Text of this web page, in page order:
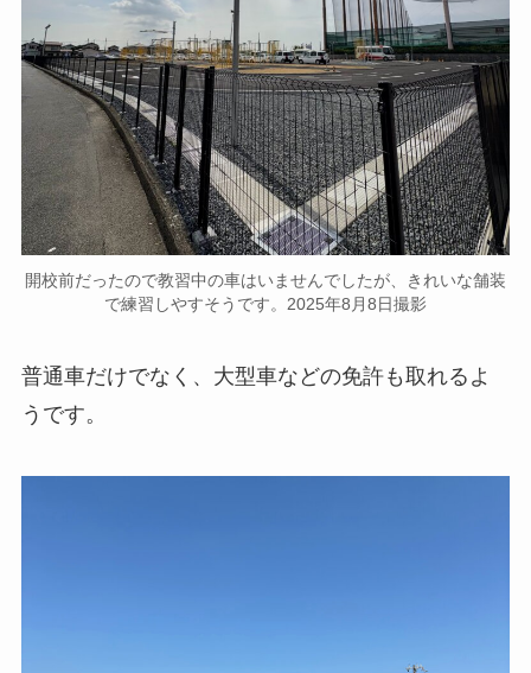
開校前だったので教習中の車はいませんでしたが、きれいな舗装
で練習しやすそうです。2025年8月8日撮影
普通車だけでなく、大型車などの免許も取れるよ
うです。